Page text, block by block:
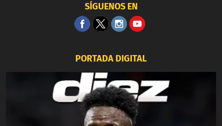
SÍGUENOS EN
PORTADA DIGITAL